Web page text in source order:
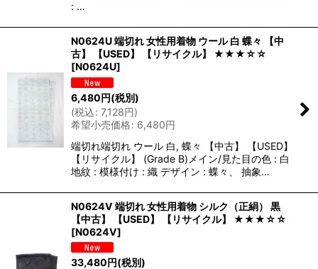
: …
N0624U 端切れ 女性用着物 ウール 白 蝶々 【中
古】 【USED】 【リサイクル】 ★★★☆☆
[N0624U]
6,480円(税別)
(税込: 7,128円)
希望小売価格: 6,480円
端切れ端切れ ウール 白, 蝶々 【中古】 【USED】
【リサイクル】 (Grade B)メイン/見た目の色 : 白
地紋 : 模様付け : 織 デザイン : 蝶々、 抽象…
N0624V 端切れ 女性用着物 シルク（正絹） 黒
【中古】 【USED】 【リサイクル】 ★★★☆☆
[N0624V]
33,480円(税別)